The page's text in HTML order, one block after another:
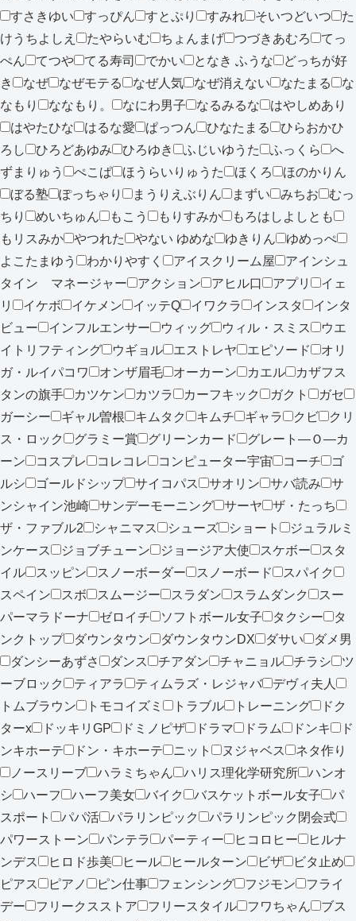
すさきゆい
すっぴん すとぷり すみれ そいつどいつ
た
けうちよしえ
たやらいむ ちょんまげ つづきあむろ
てっ
ぺん
てつや てる寿司 でかい となき ふうな
どっちが好
き
なぜ なぜモテる なぜ人気 なぜ消えない なたまる
な
なもり
ななもり。 なにわ男子 なるみるな
はやしめあり
はやたひな
はるな愛 ぱっつん ひなたまる
ひらおかひ
ろし
ひろどあゆみ ひろゆき ふじいゆうた ふっくら
へ
ずまりゅう
ぺこぱ ほうらいりゅうた ほくろ
ほのかりん
ぼる塾
ぽっちゃり まうりえぶりん まずい みちお
むっ
ちり
めいちゅん もこう もりすみか
もろはしよしとも
もリスみか
やつれた やない ゆめな ゆきりん
ゆめっぺ
よこたまゆう
わかりやすく アイスクリーム屋
アインシュ
タイン マネージャー
アクション アヒル口 アプリ
イェ
リ
イケボ イケメン イッテQ イワクラ インスタ
インタ
ビュー
インフルエンサー ウィッグ ウィル・スミス
ウエ
イトリフティング
ウギョル エストレヤ エピソード
オリ
ガ・ルイパコワ
オンザ眉毛 オーカーン カエル
カザフス
タンの旗手
カツケン カツラ カーフキック ガクト
ガセ
ガーシー
ギャル曽根 キムタク キムチ ギャラ クビ
クリ
ス・ロック
グラミー賞 グリーンカード
グレート―Ｏ―カ
ーン
コスプレ コレコレ コンピューター宇宙 コーチ
ゴ
ルシ
ゴールドシップ サイコパス サオリン サバ読み
サ
ンシャイン池崎
サンデーモーニング サーヤ
ザ・たっち
ザ・ファブル2
シャニマス シューズ ショート
ジュラルミ
ンケース
ジョブチューン ジョージア大使 スケボー
スタ
イル
スッピン スノーボーダー スノーボード
スパイク
スペイン
スボ スムージー スラダン スラムダンク
スー
パーマラドーナ
ゼロイチ ソフトボール女子 タクシー
タ
ンクトップ
ダウンタウン ダウンタウンDX ダサい
ダメ男
ダンシーあずさ
ダンス チアダン チャニョル チラシ
ツ
ーブロック
ティアラ ティムラズ・レジャバ
デヴィ夫人
トムブラウン
トモコイズミ トラブル トレーニング
ドク
ターx
ドッキリGP ドミノピザ ドラマ ドラム ドンキ
ド
ンキホーテ
ドン・キホーテ ニット ヌジャベス
ネタ作り
ノースリーブ
ハラミちゃん ハリス理化学研究所
ハンオ
シ
ハーフ ハーフ美女 バイク バスケットボール女子
パ
スポート
パパ活 パラリンピック
パラリンピック閉会式
パワーストーン
パンテラ パーティー ヒコロヒー
ヒルナ
ンデス
ヒロド歩美 ヒール ヒールターン ビザ
ビタ止め
ピアス
ピアノ ピン仕事 フェンシング フジモン
フライ
デー
フリークスストア フリースタイル フワちゃん
ブス